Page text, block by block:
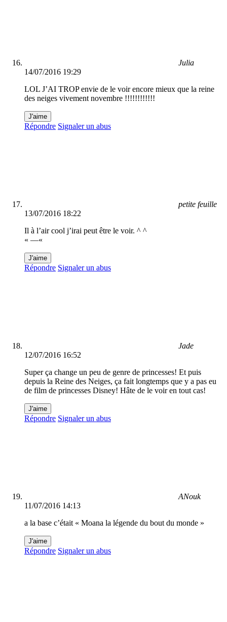
Julia
14/07/2016 19:29
LOL J’AI TROP envie de le voir encore mieux que la reine
des neiges vivement novembre !!!!!!!!!!!!
J'aime
Répondre Signaler un abus
petite feuille
13/07/2016 18:22
Il à l’air cool j’irai peut être le voir. ^ ^
« —«
J'aime
Répondre Signaler un abus
Jade
12/07/2016 16:52
Super ça change un peu de genre de princesses! Et puis
depuis la Reine des Neiges, ça fait longtemps que y a pas eu
de film de princesses Disney! Hâte de le voir en tout cas!
J'aime
Répondre Signaler un abus
ANouk
11/07/2016 14:13
a la base c’était « Moana la légende du bout du monde »
J'aime
Répondre Signaler un abus